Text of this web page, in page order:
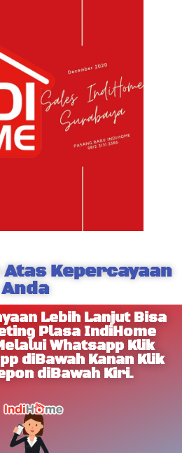
Kepercayaan
Anda
Lebih Lanjut Bisa
Plasa IndiHome
Whatsapp Klik
diBawah Kanan Klik
diBawah Kiri.